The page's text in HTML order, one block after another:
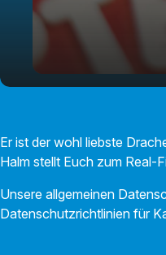
Er ist der wohl liebste
Halm stellt Euch zum
Unsere allgemeinen
Datenschutzrichtlinien für